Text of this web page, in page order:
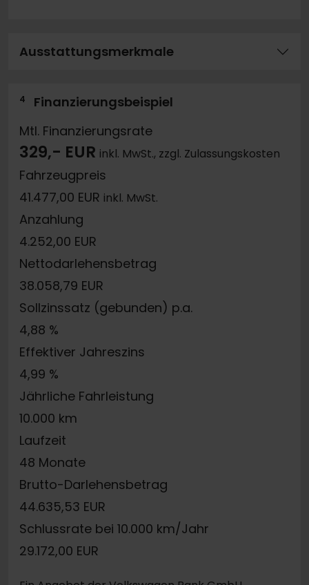
Ausstattungsmerkmale
4
Finanzierungsbeispiel
Mtl. Finanzierungsrate
329,- EUR inkl. MwSt., zzgl. Zulassungskosten
Fahrzeugpreis
41.477,00 EUR inkl. MwSt.
Anzahlung
4.252,00 EUR
Nettodarlehensbetrag
38.058,79 EUR
Sollzinssatz (gebunden) p.a.
4,88 %
Effektiver Jahreszins
4,99 %
Jährliche Fahrleistung
10.000 km
Laufzeit
48 Monate
Brutto-Darlehensbetrag
44.635,53 EUR
Schlussrate bei 10.000 km/Jahr
29.172,00 EUR